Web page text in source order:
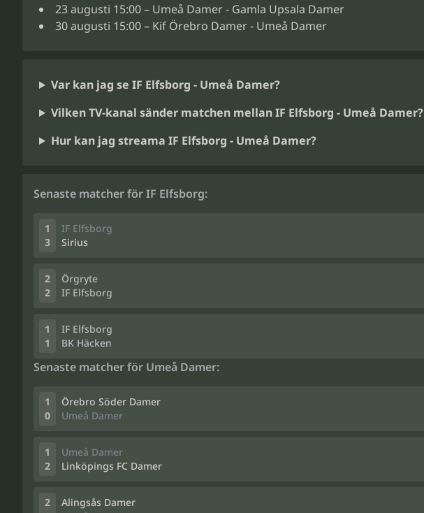
23 augusti 15:00 – Umeå Damer - Gamla Upsala Damer
30 augusti 15:00 – Kif Örebro Damer - Umeå Damer
Var kan jag se IF Elfsborg - Umeå Damer?
Vilken TV-kanal sänder matchen mellan IF Elfsborg - Umeå Damer?
Hur kan jag streama IF Elfsborg - Umeå Damer?
Senaste matcher för IF Elfsborg:
1
3
IF Elfsborg
Sirius
2
2
Örgryte
IF Elfsborg
1
1
IF Elfsborg
BK Häcken
Senaste matcher för Umeå Damer:
1
0
Örebro Söder Damer
Umeå Damer
1
2
Umeå Damer
Linköpings FC Damer
2
Alingsås Damer